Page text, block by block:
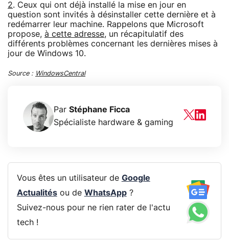
2. Ceux qui ont déjà installé la mise en jour en
question sont invités à désinstaller cette dernière et à
redémarrer leur machine. Rappelons que Microsoft
propose, à cette adresse, un récapitulatif des
différents problèmes concernant les dernières mises à
jour de Windows 10.
Source : WindowsCentral
Par Stéphane Ficca
Spécialiste hardware & gaming
Vous êtes un utilisateur de Google
Actualitésou de WhatsApp?
Suivez-nous pour ne rien rater de l'actu
tech !